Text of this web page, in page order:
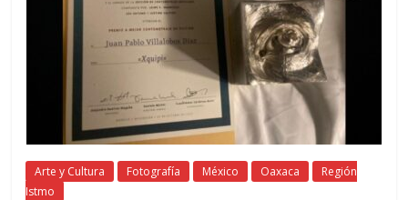
Arte y Cultura Fotografía México Oaxaca
Región
Istmo